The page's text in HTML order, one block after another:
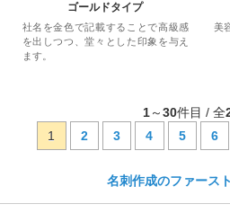
ゴールドタイプ
社名を金色で記載することで高級感
を出しつつ、堂々とした印象を与え
ます。
美
1～30件目 / 全
1
2 3 4 5 6
名刺作成のファース